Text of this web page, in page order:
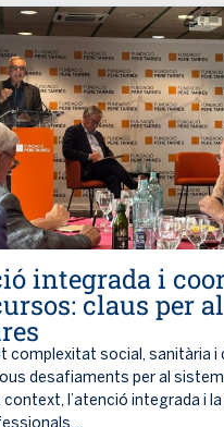
integrada i
claus per
complexitat social, sanitària
desafiaments per al
context, l’atenció integrada i